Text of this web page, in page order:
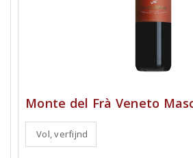
Monte del Frà Veneto
Vol, verfijnd